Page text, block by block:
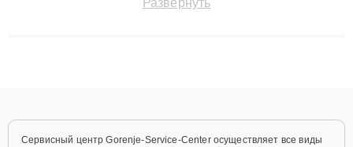
технику с сохранением гарантии до 3 лет. Наши мастера
Сервисный центр Gorenje-Service-Center осуществляет все виды